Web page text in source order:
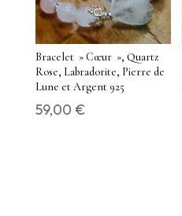
Bracelet » Cœur », Quartz
Rose, Labradorite, Pierre de
Lune et Argent 925
59,00 €